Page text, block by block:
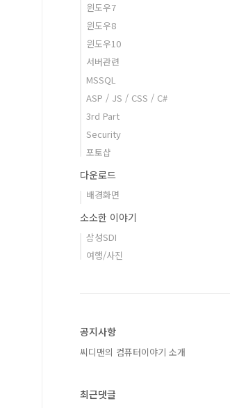
윈도우7
윈도우8
윈도우10
서버관련
MSSQL
ASP / JS / CSS / C#
3rd Part
Security
포토샵
다운로드
배경화면
소소한 이야기
삼성SDI
여행/사진
공지사항
씨디맨의 컴퓨터이야기 소개
최근댓글